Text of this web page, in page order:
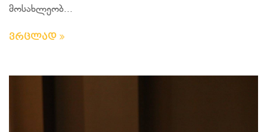
მოსახლეობ...
ვრცლად